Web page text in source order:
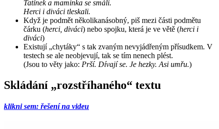
Tatínek a maminka se smáli.
Herci i diváci tleskali.
Když je podmět několikanásobný, piš mezi části podmětu
čárku (herci, diváci) nebo spojku, která je ve větě (herci i
diváci)
Existují „chytáky“ s tak zvaným nevyjádřeným přísudkem. V
testech se ale neobjevují, tak se tím nenech plést.
(Jsou to věty jako: Prší. Dívají se. Je hezky. Asi umřu.)
Skládání „rozstříhaného“ textu
klikni sem: řešení na videu